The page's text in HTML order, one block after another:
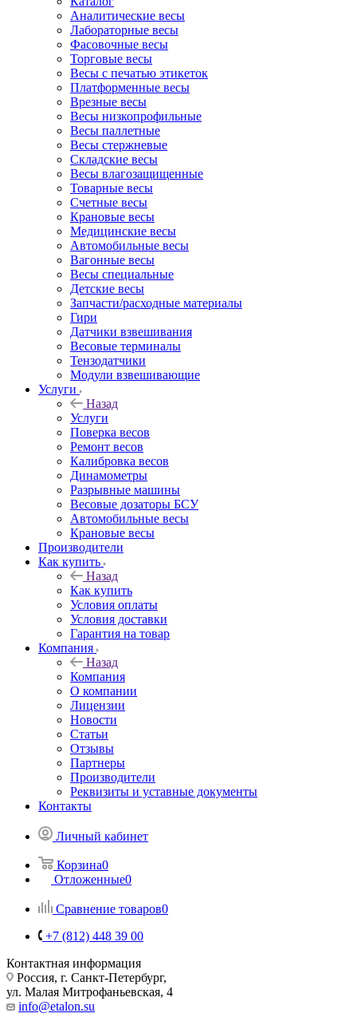
Аналитические весы
Лабораторные весы
Фасовочные весы
Торговые весы
Весы с печатью этикеток
Платформенные весы
Врезные весы
Весы низкопрофильные
Весы паллетные
Весы стержневые
Складские весы
Весы влагозащищенные
Товарные весы
Счетные весы
Крановые весы
Медицинские весы
Автомобильные весы
Вагонные весы
Весы специальные
Детские весы
Запчасти/расходные материалы
Гири
Датчики взвешивания
Весовые терминалы
Тензодатчики
Модули взвешивающие
Услуги
Назад
Услуги
Поверка весов
Ремонт весов
Калибровка весов
Динамометры
Разрывные машины
Весовые дозаторы БСУ
Автомобильные весы
Крановые весы
Производители
Как купить
Назад
Как купить
Условия оплаты
Условия доставки
Гарантия на товар
Компания
Назад
Компания
О компании
Лицензии
Новости
Статьи
Отзывы
Партнеры
Производители
Реквизиты и уставные документы
Контакты
Личный кабинет
Корзина0
Отложенные0
Сравнение товаров0
+7 (812) 448 39 00
Контактная информация
Россия, г. Санкт-Петербург,
ул. Малая Митрофаньевская, 4
info@etalon.su